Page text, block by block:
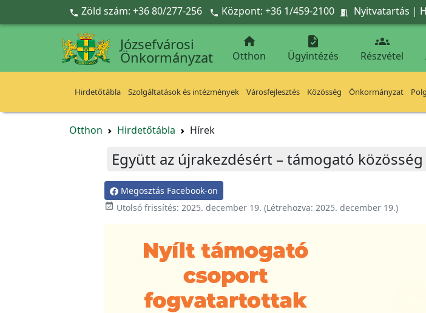
Ugrás a fő tartalomra
 Zöld szám: +36 80/277-256  Központ: +36 1/459-2100  Nyitvatartás |
Józsefvárosi
Önkormányzat

Otthon

Ügyintézés

Részvétel
Hirdetőtábla Szolgáltatások és intézmények Városfejlesztés Közösség Önkormányzat
Otthon Hirdetőtábla Hírek
Együtt az újrakezdésért – támogató közösség
Megosztás Facebook-on
 Utolsó frissítés: 2025. december 19. (Létrehozva: 2025. december 19.)